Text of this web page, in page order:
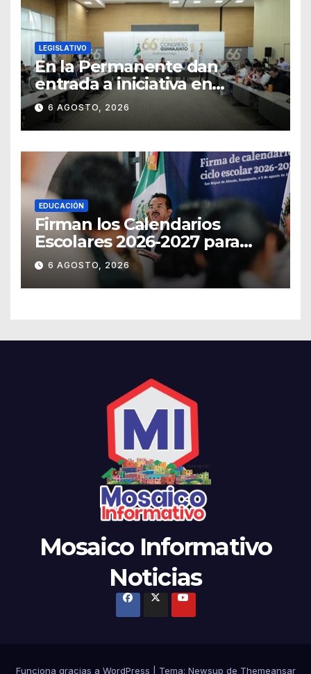
LEGISLATIVO
En la Permanente dan
entrada a iniciativa en
materia notarial
6 AGOSTO, 2026
EDUCACIÓN
Firman los Calendarios
Escolares 2026-2027 para
Guanajuato
6 AGOSTO, 2026
Mosaico Informativo
Noticias
Funciona gracias a WordPress Tema: Newsup de Themeansar